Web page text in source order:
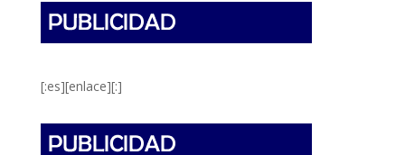
[:es][enlace][:]